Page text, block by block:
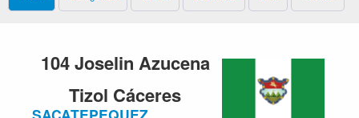
104 Joselin Azucena
Tizol Cáceres
SACATEPEQUEZ